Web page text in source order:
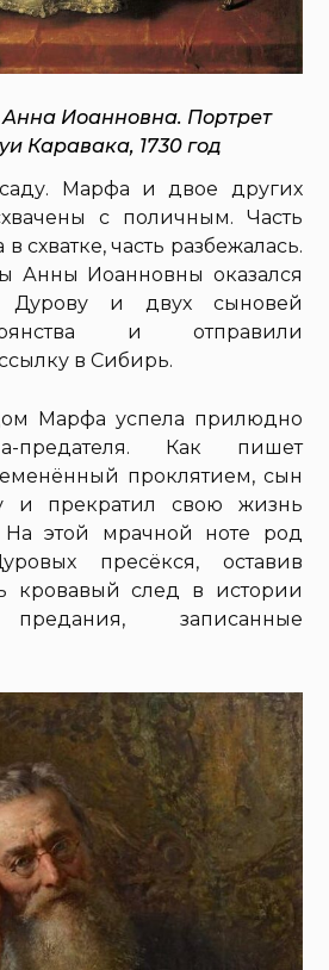
Иоанновна. Портрет
Каравака, 1730 год
Марфа и двое других
с поличным. Часть
схватке, часть разбежалась.
Анны Иоанновны оказался
Дурову и двух сыновей
и отправили
в Сибирь.
Марфа успела прилюдно
предателя. Как пишет
проклятием, сын
и прекратил свою жизнь
На этой мрачной ноте род
пресёкся, оставив
кровавый след в истории
записанные